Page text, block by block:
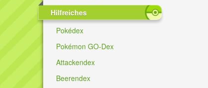
Hilfreiches
Pokédex
Pokémon GO-Dex
Attackendex
Beerendex